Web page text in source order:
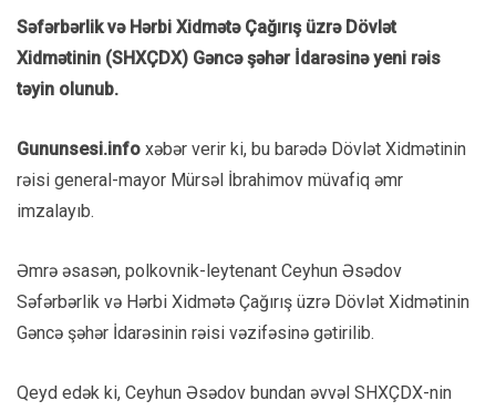
Səfərbərlik və Hərbi Xidmətə Çağırış üzrə Dövlət
Xidmətinin (SHXÇDX) Gəncə şəhər İdarəsinə yeni rəis
təyin olunub.
Gununsesi.info xəbər verir ki, bu barədə Dövlət Xidmətinin
rəisi general-mayor Mürsəl İbrahimov müvafiq əmr
imzalayıb.
Əmrə əsasən, polkovnik-leytenant Ceyhun Əsədov
Səfərbərlik və Hərbi Xidmətə Çağırış üzrə Dövlət Xidmətinin
Gəncə şəhər İdarəsinin rəisi vəzifəsinə gətirilib.
Qeyd edək ki, Ceyhun Əsədov bundan əvvəl SHXÇDX-nin